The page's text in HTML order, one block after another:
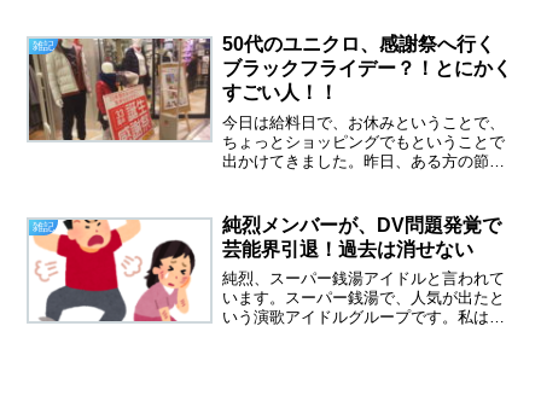
ジの現場はビニールのシートが貼られま
した。そして床には、ソー...
雑記
50代のユニクロ、感謝祭へ行く
ブラックフライデー？！とにかく
すごい人！！
今日は給料日で、お休みということで、
ちょっとショッピングでもということで
出かけてきました。昨日、ある方の節約
た。使わないことが、最大の節約で、お
金はたまると思っていたの...
雑記
純烈メンバーが、DV問題発覚で
芸能界引退！過去は消せない
純烈、スーパー銭湯アイドルと言われて
います。スーパー銭湯で、人気が出たと
いう演歌アイドルグループです。私は大